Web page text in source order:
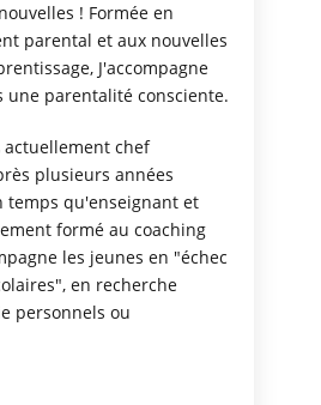
! Formée en
parental et aux nouvelles
J'accompagne
une parentalité consciente.
actuellement chef
plusieurs années
temps qu'enseignant et
formé au coaching
les jeunes en "échec
en recherche
personnels ou